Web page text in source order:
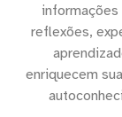
informações
reflexões,
enriquecem